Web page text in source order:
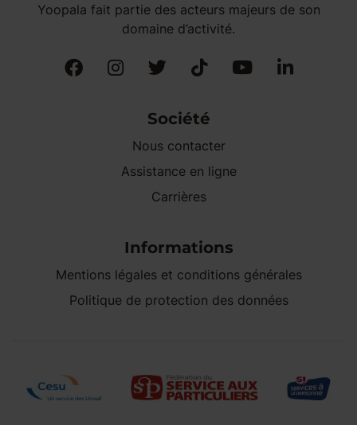
Yoopala fait partie des acteurs majeurs de son
domaine d’activité.
Société
Nous contacter
Assistance en ligne
Carrières
Informations
Mentions légales et conditions générales
Politique de protection des données